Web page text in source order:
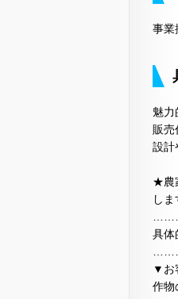
事業
魅力
販売
設計
★農
しま
具体
▼お
作物